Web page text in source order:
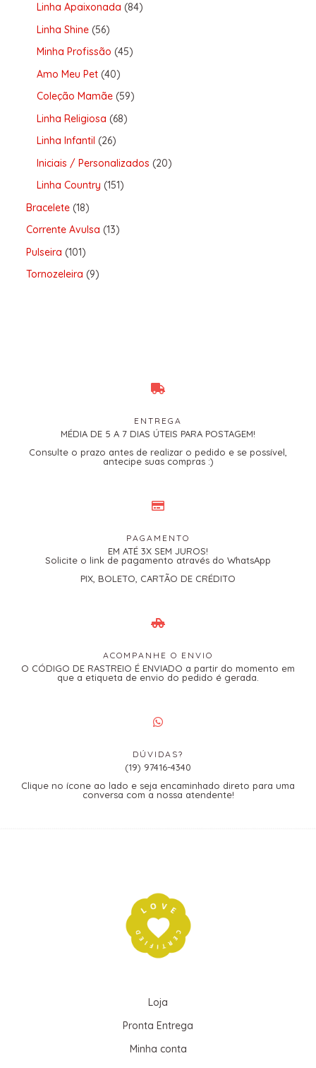
Linha Apaixonada 84
Linha Shine 56
Minha Profissão 45
Amo Meu Pet 40
Coleção Mamãe 59
Linha Religiosa 68
Linha Infantil 26
Iniciais / Personalizados 20
Linha Country 151
Bracelete 18
Corrente Avulsa 13
Pulseira 101
Tornozeleira 9
ENTREGA
MÉDIA DE 5 A 7 DIAS ÚTEIS PARA POSTAGEM!
Consulte o prazo antes de realizar o pedido e se possível,
antecipe suas compras :)
PAGAMENTO
EM ATÉ 3X SEM JUROS!
Solicite o link de pagamento através do WhatsApp
PIX, BOLETO, CARTÃO DE CRÉDITO
ACOMPANHE O ENVIO
O CÓDIGO DE RASTREIO É ENVIADO a partir do momento em
que a etiqueta de envio do pedido é gerada.
DÚVIDAS?
(19) 97416-4340
Clique no ícone ao lado e seja encaminhado direto para uma
conversa com a nossa atendente!
Loja
Pronta Entrega
Minha conta